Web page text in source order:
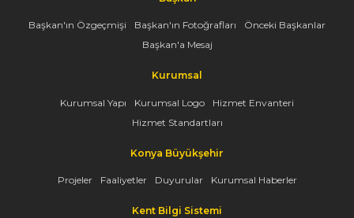
Başkan'ın Özgeçmişi Başkan'ın Fotoğrafları
Önceki Başkanlar
Başkan'a Mesaj
Kurumsal
Kurumsal Yapı Kurumsal Logo
Hizmet Envanteri
Hizmet Standartları
Konya Büyükşehir
Projeler Faaliyetler Duyurular Kurumsal Haberler
Kent Bilgi Sistemi